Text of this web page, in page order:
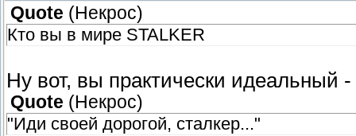
Quote ( Некрос)
Кто вы в мире STALKER
Ну вот, вы практически идеальный
Quote ( Некрос)
"Иди своей дорогой, сталкер..."